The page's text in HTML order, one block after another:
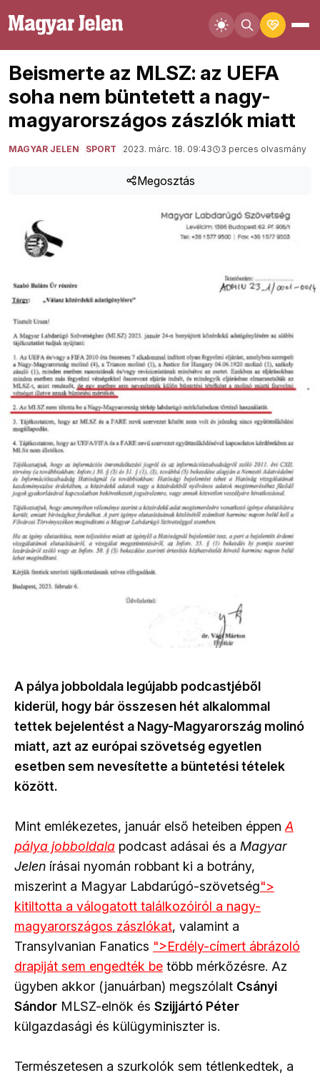
Beismerte az MLSZ: az UEFA
soha nem büntetett a nagy-
magyarországos zászlók miatt
MAGYAR JELEN SPORT 2023. márc. 18. 09:43 3 perces olvasmány
Megosztás
A pálya jobboldala legújabb podcastjéből
kiderül, hogy bár összesen hét alkalommal
tettek bejelentést a Nagy-Magyarország molinó
miatt, azt az európai szövetség egyetlen
esetben sem nevesítette a büntetési tételek
között.
Mint emlékezetes, január első heteiben éppen A
pálya jobboldala podcast adásai és a Magyar
Jelen írásai nyomán robbant ki a botrány,
miszerint a Magyar Labdarúgó-szövetség">
kitiltotta a válogatott találkozóiról a nagy-
magyarországos zászlókat, valamint a
Transylvanian Fanatics ">Erdély-címert ábrázoló
drapiját sem engedték be több mérkőzésre. Az
ügyben akkor (januárban) megszólalt Csányi
Sándor MLSZ-elnök és Szijjártó Péter
külgazdasági és külügyminiszter is.
Természetesen a szurkolók sem tétlenkedtek, a